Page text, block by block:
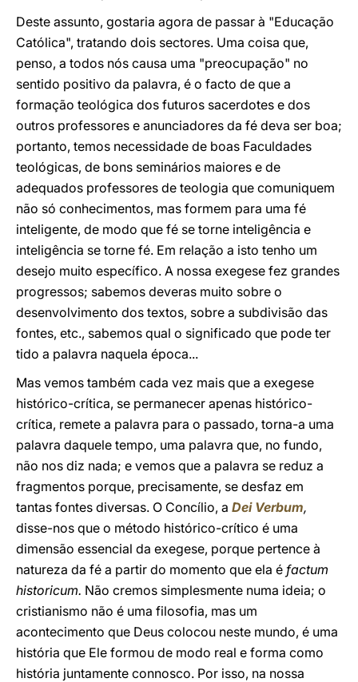
Deste assunto, gostaria agora de passar à "Educação
Católica", tratando dois sectores. Uma coisa que,
penso, a todos nós causa uma "preocupação" no
sentido positivo da palavra, é o facto de que a
formação teológica dos futuros sacerdotes e dos
outros professores e anunciadores da fé deva ser boa;
portanto, temos necessidade de boas Faculdades
teológicas, de bons seminários maiores e de
adequados professores de teologia que comuniquem
não só conhecimentos, mas formem para uma fé
inteligente, de modo que fé se torne inteligência e
inteligência se torne fé. Em relação a isto tenho um
desejo muito específico. A nossa exegese fez grandes
progressos; sabemos deveras muito sobre o
desenvolvimento dos textos, sobre a subdivisão das
fontes, etc., sabemos qual o significado que pode ter
tido a palavra naquela época...
Mas vemos também cada vez mais que a exegese
histórico-crítica, se permanecer apenas histórico-
crítica, remete a palavra para o passado, torna-a uma
palavra daquele tempo, uma palavra que, no fundo,
não nos diz nada; e vemos que a palavra se reduz a
fragmentos porque, precisamente, se desfaz em
tantas fontes diversas. O Concílio, a Dei Verbum,
disse-nos que o método histórico-crítico é uma
dimensão essencial da exegese, porque pertence à
natureza da fé a partir do momento que ela é factum
historicum. Não cremos simplesmente numa ideia; o
cristianismo não é uma filosofia, mas um
acontecimento que Deus colocou neste mundo, é uma
história que Ele formou de modo real e forma como
história juntamente connosco. Por isso, na nossa